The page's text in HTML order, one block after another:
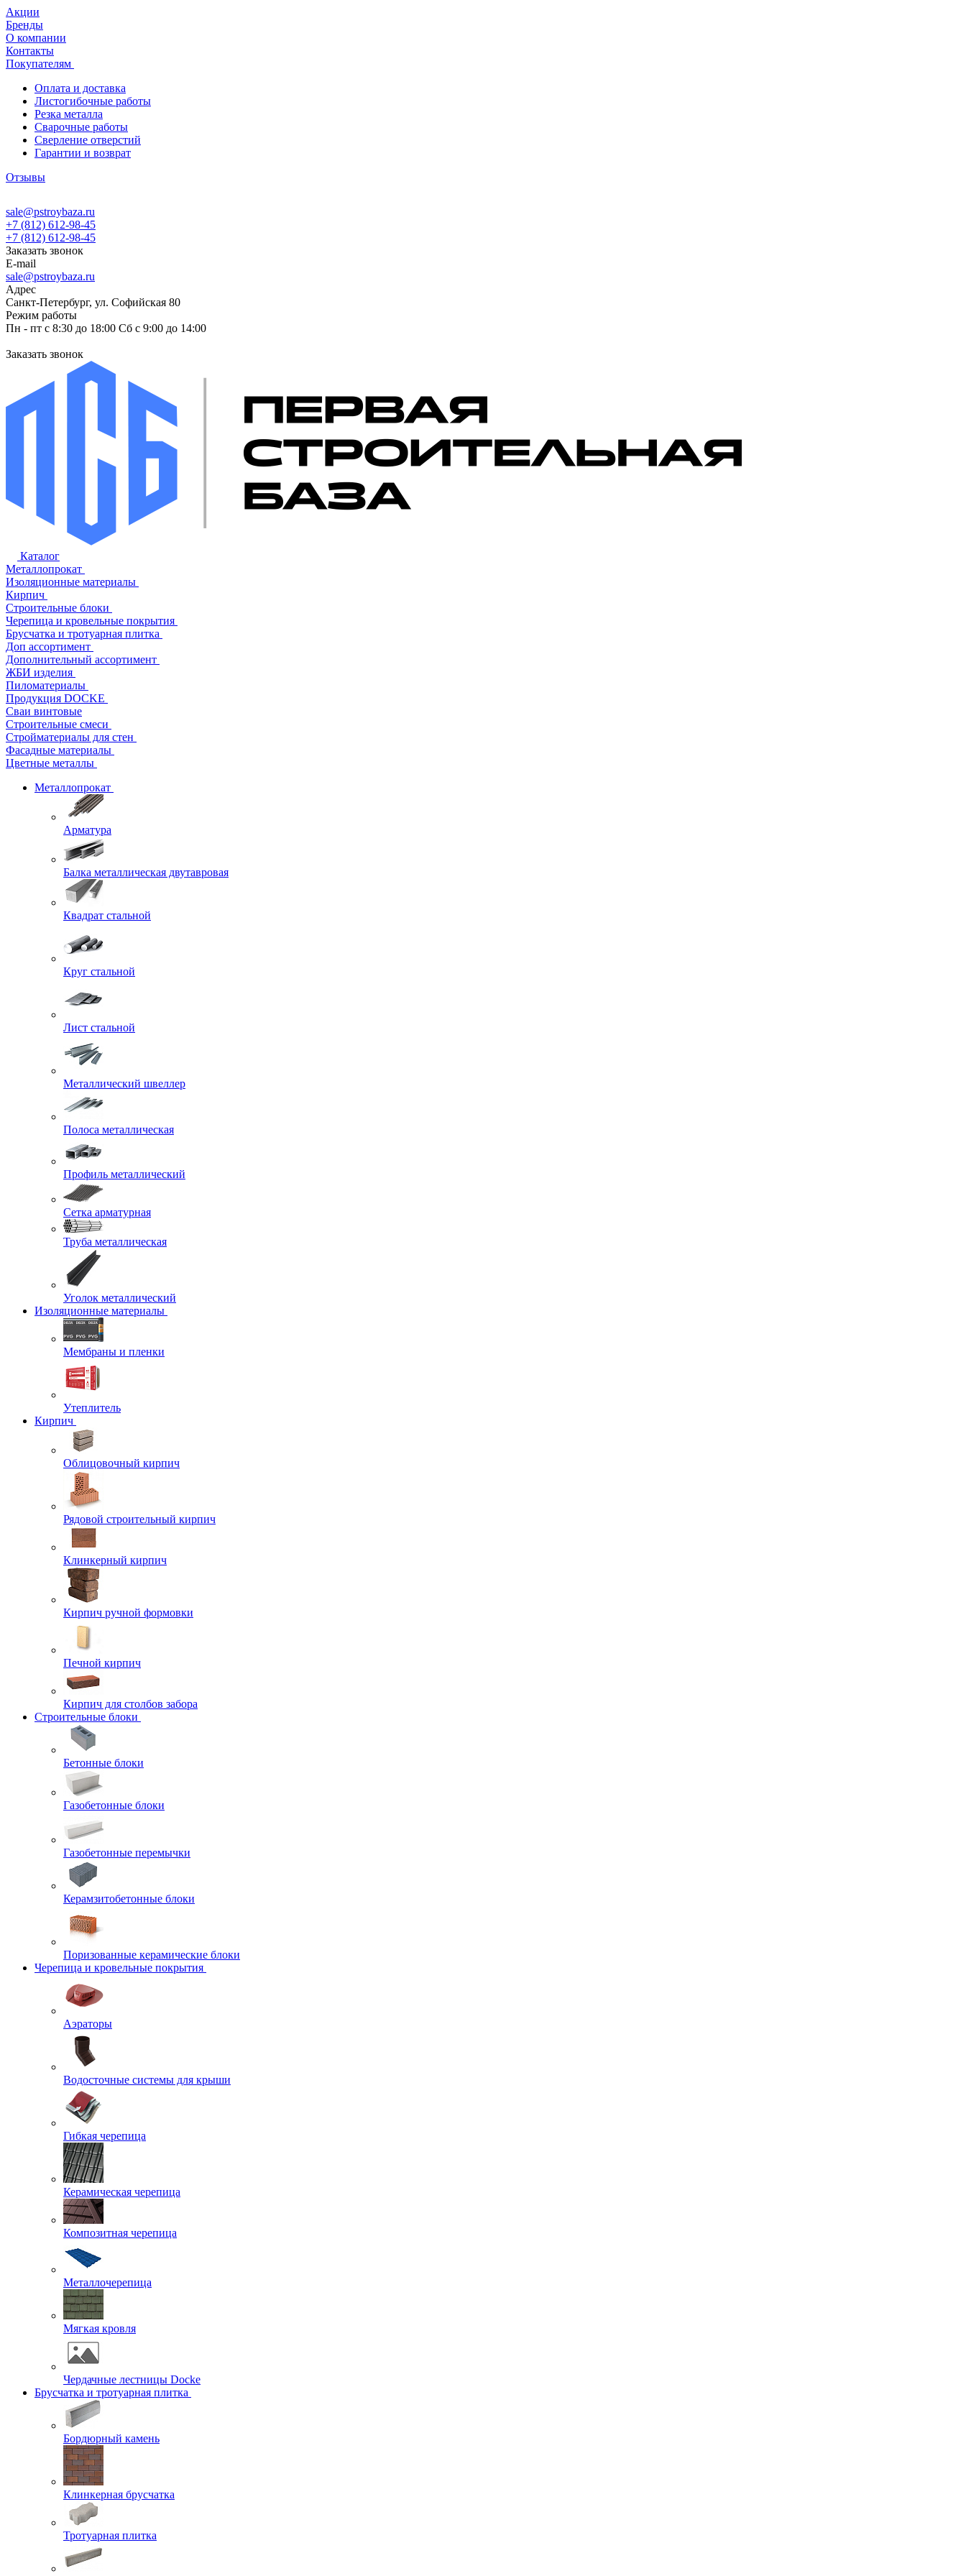
Акции
Бренды
О компании
Контакты
Покупателям
Оплата и доставка
Листогибочные работы
Резка металла
Сварочные работы
Сверление отверстий
Гарантии и возврат
Отзывы
sale@pstroybaza.ru
+7 (812) 612-98-45
+7 (812) 612-98-45
Заказать звонок
E-mail
sale@pstroybaza.ru
Адрес
Санкт-Петербург, ул. Софийская 80
Режим работы
Пн - пт с 8:30 до 18:00 Сб с 9:00 до 14:00
Заказать звонок
Каталог
Металлопрокат
Изоляционные материалы
Кирпич
Строительные блоки
Черепица и кровельные покрытия
Брусчатка и тротуарная плитка
Доп ассортимент
Дополнительный ассортимент
ЖБИ изделия
Пиломатериалы
Продукция DOCKE
Сваи винтовые
Строительные смеси
Стройматериалы для стен
Фасадные материалы
Цветные металлы
Металлопрокат
Арматура
Балка металлическая двутавровая
Квадрат стальной
Круг стальной
Лист стальной
Металлический швеллер
Полоса металлическая
Профиль металлический
Сетка арматурная
Труба металлическая
Уголок металлический
Изоляционные материалы
Мембраны и пленки
Утеплитель
Кирпич
Облицовочный кирпич
Рядовой строительный кирпич
Клинкерный кирпич
Кирпич ручной формовки
Печной кирпич
Кирпич для столбов забора
Строительные блоки
Бетонные блоки
Газобетонные блоки
Газобетонные перемычки
Керамзитобетонные блоки
Поризованные керамические блоки
Черепица и кровельные покрытия
Аэраторы
Водосточные системы для крыши
Гибкая черепица
Керамическая черепица
Композитная черепица
Металлочерепица
Мягкая кровля
Чердачные лестницы Docke
Брусчатка и тротуарная плитка
Бордюрный камень
Клинкерная брусчатка
Тротуарная плитка